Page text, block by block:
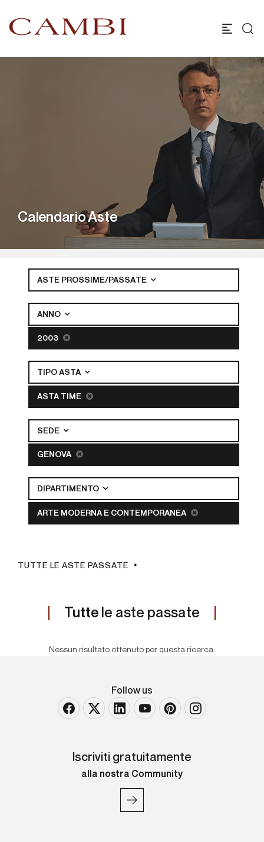
Calendario Aste
ASTE PROSSIME/PASSATE
ANNO
2003
TIPO ASTA
ASTA TIME
SEDE
GENOVA
DIPARTIMENTO
ARTE MODERNA E CONTEMPORANEA
TUTTE LE ASTE PASSATE
Tutte le aste passate
Nessun risultato ottenuto per questa ricerca.
Follow us
Iscriviti gratuitamente
alla nostra Community